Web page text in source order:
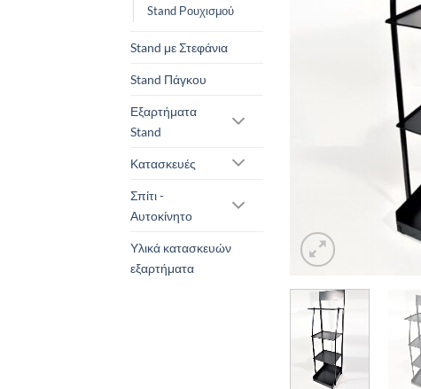
Stand Ρουχισμού
Stand με Στεφάνια
Stand Πάγκου
Εξαρτήματα
Stand
Κατασκευές
Σπίτι -
Αυτοκίνητο
Υλικά κατασκευών
εξαρτήματα